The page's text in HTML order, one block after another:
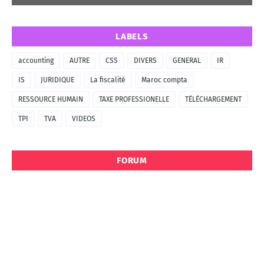
LABELS
accounting AUTRE CSS DIVERS GENERAL IR
IS JURIDIQUE La fiscalité Maroc compta
RESSOURCE HUMAIN TAXE PROFESSIONELLE TÉLÉCHARGEMENT
TPI TVA VIDEOS
FORUM